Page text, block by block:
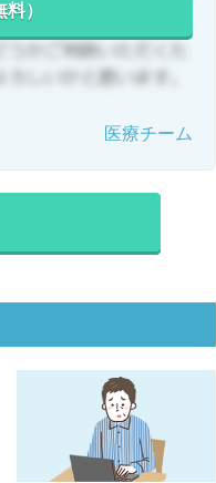
）
医療チーム